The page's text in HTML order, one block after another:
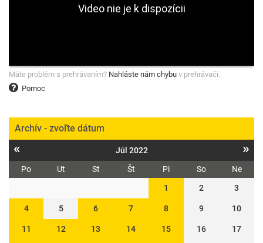
Pomoc
Máte problém s prehrávaním? Nahláste nám chybu v prehrávači.
Archív - zvoľte dátum
« Júl 2022 »
Po Ut St Št Pi So
Ne
1
2 3
4 5 6 7 8 9 10
11 12 13 14 15 16 17